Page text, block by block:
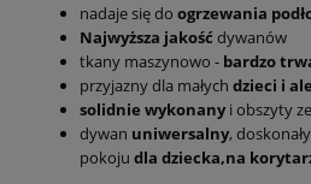
nadaje się do ogrzewania
Najwyższa jakość dywanów
tkany maszynowo - bardzo
przyjazny dla małych dzieci i
solidnie wykonanyi obszyty
dywan uniwersalny,
pokoju dla dziecka,na